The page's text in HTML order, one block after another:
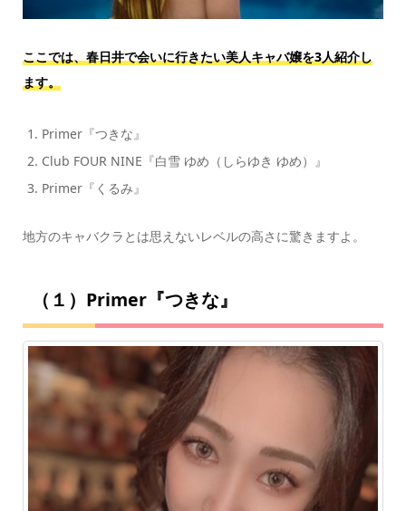
ここでは、春日井で会いに行きたい美人キャバ嬢を3人紹介し
ます。
Primer『つきな』
Club FOUR NINE『白雪 ゆめ（しらゆき ゆめ）』
Primer『くるみ』
地方のキャバクラとは思えないレベルの高さに驚きますよ。
（１）Primer『つきな』